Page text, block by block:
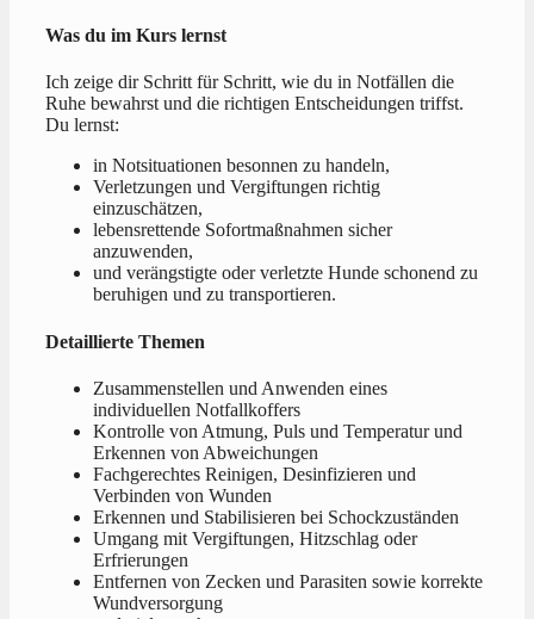
Was du im Kurs lernst
Ich zeige dir Schritt für Schritt, wie du in Notfällen die
Ruhe bewahrst und die richtigen Entscheidungen triffst.
Du lernst:
in Notsituationen besonnen zu handeln,
Verletzungen und Vergiftungen richtig
einzuschätzen,
lebensrettende Sofortmaßnahmen sicher
anzuwenden,
und verängstigte oder verletzte Hunde schonend zu
beruhigen und zu transportieren.
Detaillierte Themen
Zusammenstellen und Anwenden eines
individuellen Notfallkoffers
Kontrolle von Atmung, Puls und Temperatur und
Erkennen von Abweichungen
Fachgerechtes Reinigen, Desinfizieren und
Verbinden von Wunden
Erkennen und Stabilisieren bei Schockzuständen
Umgang mit Vergiftungen, Hitzschlag oder
Erfrierungen
Entfernen von Zecken und Parasiten sowie korrekte
Wundversorgung